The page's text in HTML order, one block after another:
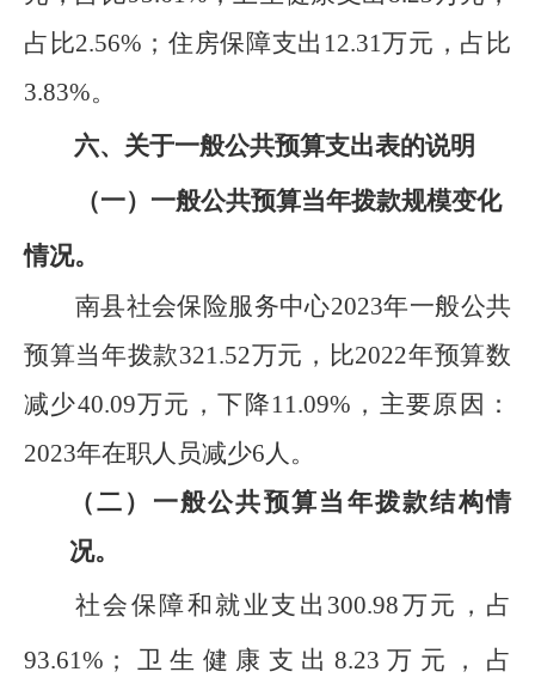
占比2.56% ；住房保障支出 12.31万元，占比
3.83%。
六、关于一般公共预算支出表的说明
（一）一般公共预算当年拨款规模变化
情况。
南县社会保险服务中心2023年一般公共
预算当年拨款321.52万元，比2022年预算数
减少40.09万元，下降11.09% ， 主要原因：
2023年在职人员减少6人。
（二）一般公共预算当年拨款结构情
况。
社会保障和就业支 出 300.98万元，占
93.61% ； 卫生健康支出 8.23 万 元， 占